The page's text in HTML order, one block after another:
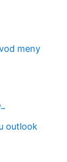
meny
outlook